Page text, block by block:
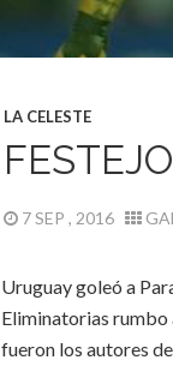
LA CELESTE
7 SEP , 2016
Uruguay goleó a
Eliminatorias rumbo
fueron los autores